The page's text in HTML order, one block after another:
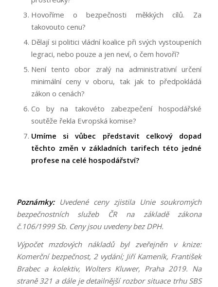
Hovoříme o bezpečnosti měkkých cílů. Za
takovouto cenu?
Dělají si politici vládní koalice při svých vystoupeních
legraci, nebo pouze a jen neví, o čem hovoří?
Není tento obor zralý na administrativní určení
minimální ceny v oboru, tak jak to předpokládá
zákon o cenách?
Co by na takovéto zabezpečení hospodářské
soutěže řekla Evropská komise?
Umíme si vůbec představit celkový dopad
těchto změn v základních tarifech této jedné
profese na celé hospodářství?
Poznámky:Uvedené ceny zjistila Unie soukromých
bezpečnostních služeb ČR na základě zákona
č.106/1999 Sb. Ceny jsou uvedeny bez DPH.
Výpočet mzdových nákladů byl zveřejněn v knize:
Komerční bezpečnost, 2 vydání; Jiří Kameník, František
Brabec a kolektiv, Wolters Kluwer, Praha 2019. Na
straně 321 a dále je detailnější rozbor situace trhu SBS